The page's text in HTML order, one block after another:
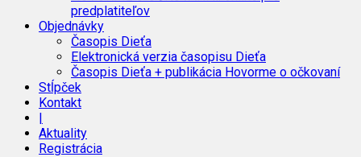
predplatiteľov
Objednávky
Časopis Dieťa
Elektronická verzia časopisu Dieťa
Časopis Dieťa + publikácia Hovorme o očkovaní
Stĺpček
Kontakt
|
Aktuality
Registrácia